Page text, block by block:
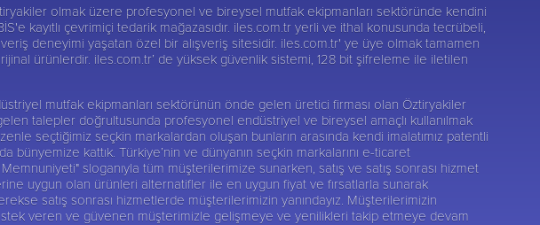
olmak üzere profesyonel ve bireysel mutfak ekipmanları sektöründe kendini
kayıtlı çevrimiçi tedarik mağazasıdır. iles.com.tr yerli ve ithal konusunda tecrübeli,
deneyimi yaşatan özel bir alışveriş sitesidir. iles.com.tr' ye üye olmak tamamen
ürünlerdir. iles.com.tr’ de yüksek güvenlik sistemi, 128 bit şifreleme ile iletilen
mutfak ekipmanları sektörünün önde gelen üretici firması olan Öztiryakiler
talepler doğrultusunda profesyonel endüstriyel ve bireysel amaçlı kullanılmak
seçtiğimiz seçkin markalardan oluşan bunların arasında kendi imalatımız patentli
bünyemize kattık. Türkiye’nin ve dünyanın seçkin markalarını e-ticaret
sloganıyla tüm müşterilerimize sunarken, satış ve satış sonrası hizmet
uygun olan ürünleri alternatifler ile en uygun fiyat ve fırsatlarla sunarak
satış sonrası hizmetlerde müşterilerimizin yanındayız. Müşterilerimizin
veren ve güvenen müşterimizle gelişmeye ve yenilikleri takip etmeye devam